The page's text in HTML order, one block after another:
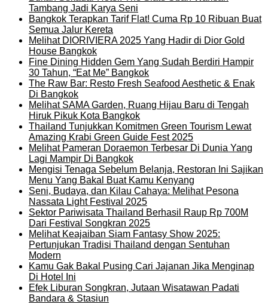
Tambang Jadi Karya Seni
Bangkok Terapkan Tarif Flat! Cuma Rp 10 Ribuan Buat
Semua Jalur Kereta
Melihat DIORIVIERA 2025 Yang Hadir di Dior Gold
House Bangkok
Fine Dining Hidden Gem Yang Sudah Berdiri Hampir
30 Tahun, “Eat Me” Bangkok
The Raw Bar: Resto Fresh Seafood Aesthetic & Enak
Di Bangkok
Melihat SAMA Garden, Ruang Hijau Baru di Tengah
Hiruk Pikuk Kota Bangkok
Thailand Tunjukkan Komitmen Green Tourism Lewat
Amazing Krabi Green Guide Fest 2025
Melihat Pameran Doraemon Terbesar Di Dunia Yang
Lagi Mampir Di Bangkok
Mengisi Tenaga Sebelum Belanja, Restoran Ini Sajikan
Menu Yang Bakal Buat Kamu Kenyang
Seni, Budaya, dan Kilau Cahaya: Melihat Pesona
Nassata Light Festival 2025
Sektor Pariwisata Thailand Berhasil Raup Rp 700M
Dari Festival Songkran 2025
Melihat Keajaiban Siam Fantasy Show 2025:
Pertunjukan Tradisi Thailand dengan Sentuhan
Modern
Kamu Gak Bakal Pusing Cari Jajanan Jika Menginap
Di Hotel Ini
Efek Liburan Songkran, Jutaan Wisatawan Padati
Bandara & Stasiun